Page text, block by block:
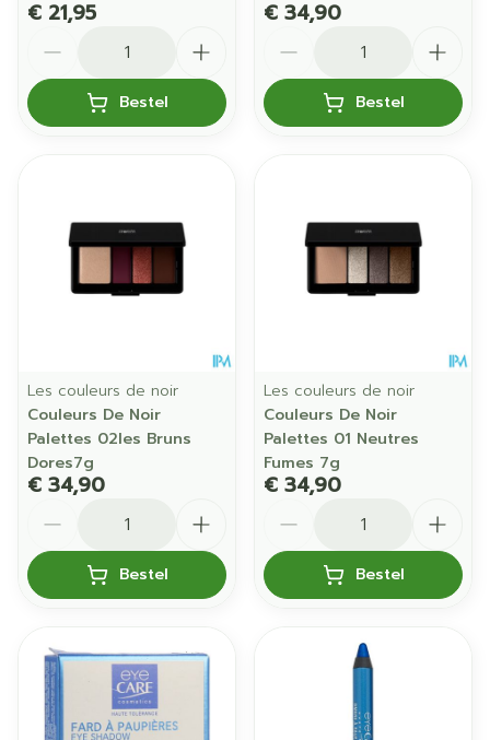
€ 21,95
Bestel
€ 34,90
Bestel
Les couleurs de noir
Couleurs De Noir
Palettes 02les Bruns
Dores7g
€ 34,90
Bestel
Les couleurs de noir
Couleurs De Noir
Palettes 01 Neutres
Fumes 7g
€ 34,90
Bestel